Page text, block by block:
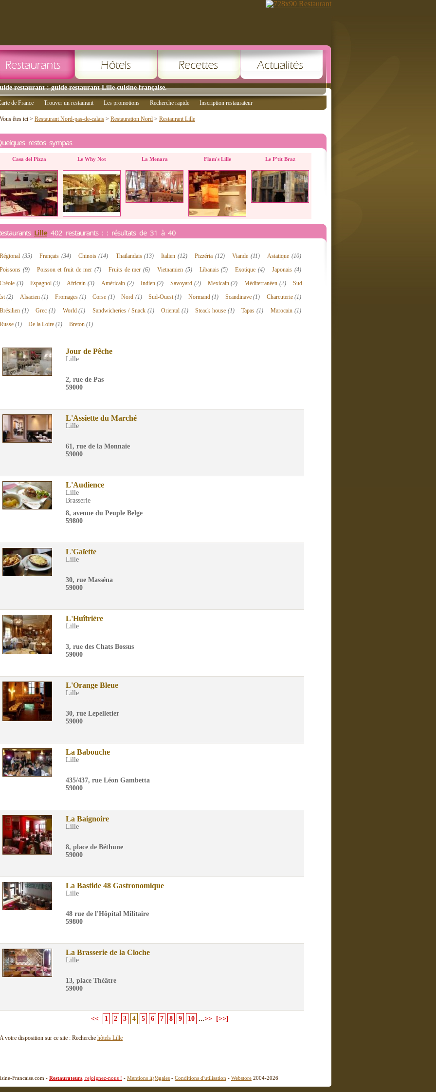
restaurant : guide restaurant Lille cuisine française.
de France Trouver un restaurant Les promotions Recherche rapide Inscription restaurateur
Vous êtes ici > Restaurant Nord-pas-de-calais > Restauration Nord > Restaurant Lille
restos sympas
Casa del Pizza Le Why Not La Menara Flam's Lille Le P'tit Braz
Lille402 restaurants : : résultats de 31 à 40
Régional (35) Français (34) Chinois(14) Thailandais(13) Italien(12) Pizzéria(12) Viande (11) Asiatique (10)
Poissons (9) Poisson et fruit de mer (7) Fruits de mer (6) Vietnamien (5) Libanais(5) Exotique(4) Japonais (4)
Créole (3) Espagnol(3) Africain (3) Américain (2) Indien(2) Savoyard (2) Mexicain(2) Méditerranéen(2)
Sud-
(2) Alsacien(1) Fromages (1) Corse (1) Nord (1) Sud-Ouest(1) Normand(1) Scandinave(1) Charcuterie (1)
Brésilien (1) Grec(1) World(1) Sandwicheries / Snack (1) Oriental (1) Steack house(1) Tapas(1) Marocain (1)
Russe (1) De la Loire(1) Breton (1)
Jour de Pêche
Lille
2, rue de Pas
59000
L'Assiette du Marché
Lille
61, rue de la Monnaie
59000
L'Audience
Lille
Brasserie
8, avenue du Peuple Belge
59800
L'Gaïette
Lille
30, rue Masséna
59000
L'Huîtrière
Lille
3, rue des Chats Bossus
59000
L'Orange Bleue
Lille
30, rue Lepelletier
59000
La Babouche
Lille
435/437, rue Léon Gambetta
59000
La Baignoire
Lille
8, place de Béthune
59000
La Bastide 48 Gastronomique
Lille
48 rue de l'Hôpital Militaire
59800
La Brasserie de la Cloche
Lille
13, place Théâtre
59000
<< 1 2 3 4 5 6 7 8 9 10 ...>> [>>]
A votre disposition sur ce site : Recherche hôtels Lille
Francaise.com - Restaurateurs , rejoignez-nous ! - Mentions lï¿½gales - Conditions d'utilisation - Webstore 2004-2026